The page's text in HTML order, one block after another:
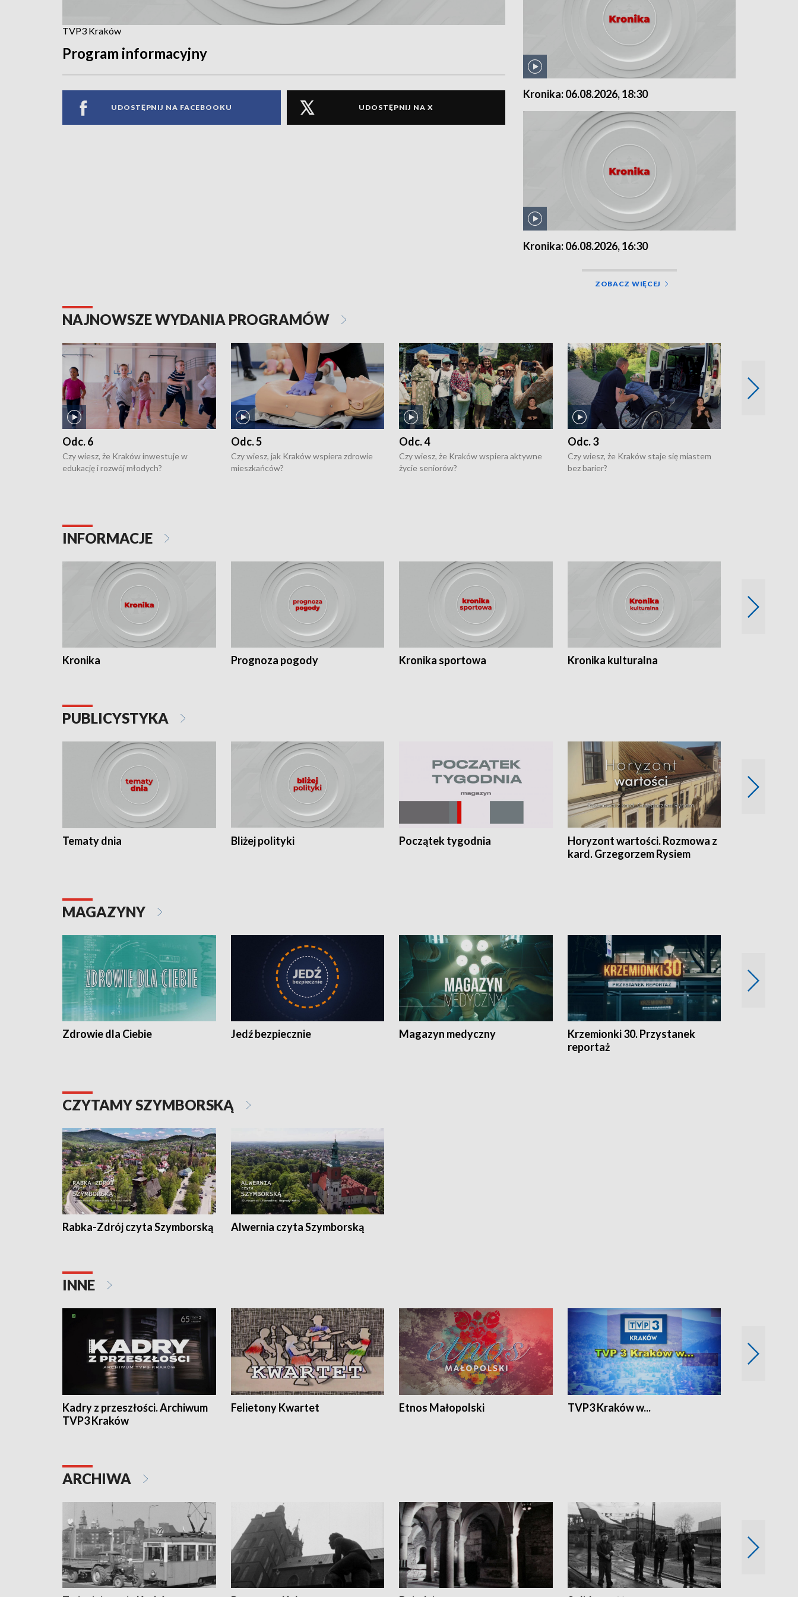
TVP3 Kraków
Program informacyjny
UDOSTĘPNIJ NA FACEBOOKU UDOSTĘPNIJ NA X
Kronika: 06.08.2026, 18:30
Kronika: 06.08.2026, 16:30
ZOBACZ WIĘCEJ
NAJNOWSZE WYDANIA PROGRAMÓW
Odc. 6
Czy wiesz, że Kraków inwestuje w
edukację i rozwój młodych?
Odc. 5
Czy wiesz, jak Kraków wspiera zdrowie
mieszkańców?
Odc. 4
Czy wiesz, że Kraków wspiera aktywne
życie seniorów?
Odc. 3
Czy wiesz, że Kraków staje się miastem
bez barier?
INFORMACJE
Kronika Prognoza pogody Kronika sportowa Kronika kulturalna
PUBLICYSTYKA
Tematy dnia Bliżej polityki Początek tygodnia
Horyzont wartości. Rozmowa z
kard. Grzegorzem Rysiem
MAGAZYNY
Zdrowie dla Ciebie Jedź bezpiecznie Magazyn medyczny
Krzemionki 30. Przystanek
reportaż
CZYTAMY SZYMBORSKĄ
Rabka-Zdrój czyta Szymborską Alwernia czyta Szymborską
INNE
Kadry z przeszłości. Archiwum
TVP3 Kraków
Felietony Kwartet Etnos Małopolski TVP3 Kraków w...
ARCHIWA